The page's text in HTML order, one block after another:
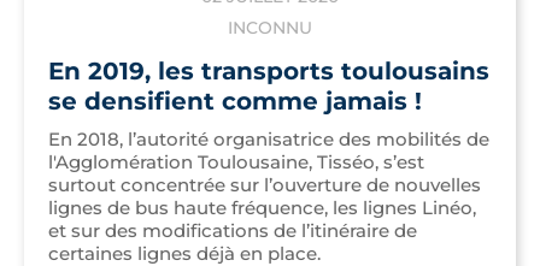
INCONNU
En 2019, les transports toulousains
se densifient comme jamais !
En 2018, l’autorité organisatrice des mobilités de
l'Agglomération Toulousaine, Tisséo, s’est
surtout concentrée sur l’ouverture de nouvelles
lignes de bus haute fréquence, les lignes Linéo,
et sur des modifications de l’itinéraire de
certaines lignes déjà en place.